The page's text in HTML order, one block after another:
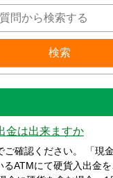
金は出来ますか
ご確認ください。 「現
ATMにて硬貨入出金